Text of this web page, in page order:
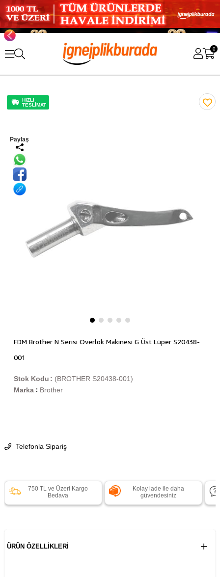
0
HIZLI
TESLİMAT
Paylaş
FDM Brother N Serisi Overlok Makinesi G Üst Lüper S20438-
001
(BROTHER S20438-001)
Stok Kodu
Marka : Brother
Telefonla Sipariş
750 TL ve Üzeri Kargo
Bedava
Kolay iade ile daha
güvendesiniz
ÜRÜN ÖZELLIKLERI